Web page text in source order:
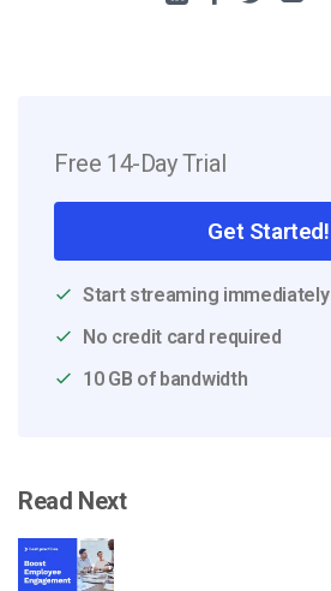
Free 14-Day Trial
Get Started!
Start streaming immediately
No credit card required
10 GB of bandwidth
Read Next